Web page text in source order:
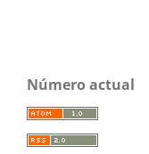
Número actual